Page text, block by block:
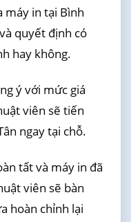
máy in tại Bình
quyết định có
hay không.
ý với mức giá
viên sẽ tiến
ngay tại chỗ.
tất và máy in đã
viên sẽ bàn
hoàn chỉnh lại